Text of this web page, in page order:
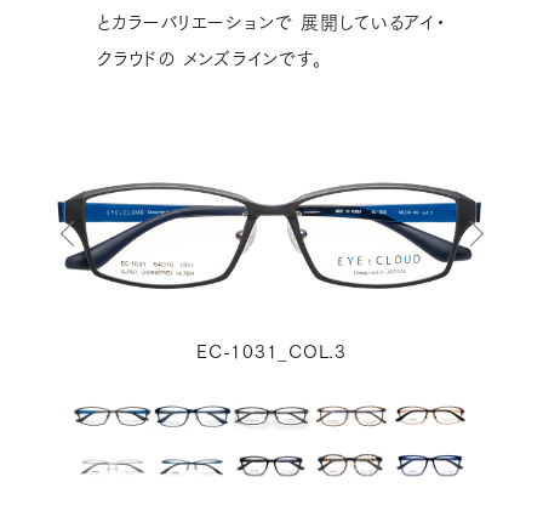
とカラーバリエーションで 展開しているアイ・
クラウドの メンズラインです。
EC-1031_COL.3